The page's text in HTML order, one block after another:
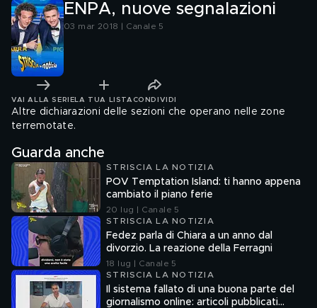
ENPA, nuove segnalazioni
03 mar 2018 | Canale 5
VAI ALLA SERIE LA TUA LISTA CONDIVIDI
Altre dichiarazioni delle sezioni che operano nelle zone
terremotate.
Guarda anche
STRISCIA LA NOTIZIA
POV Temptation Island: ti hanno appena
cambiato il piano ferie
20 lug | Canale 5
STRISCIA LA NOTIZIA
Fedez parla di Chiara a un anno dal
divorzio. La reazione della Ferragni
18 lug | Canale 5
STRISCIA LA NOTIZIA
Il sistema fallato di una buona parte del
giornalismo online: articoli pubblicati